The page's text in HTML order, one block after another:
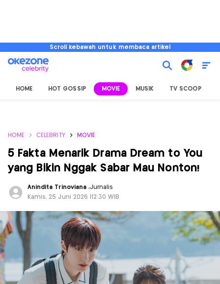
Scroll kebawah untuk membaca artikel
HOME HOT GOSSIP MOVIE MUSIK TV SCOOP
HOME CELEBRITY MOVIE
5 Fakta Menarik Drama Dream to You
yang Bikin Nggak Sabar Mau Nonton!
Anindita Trinoviana ,Jurnalis
Kamis, 25 Juni 2026 |12:30 WIB